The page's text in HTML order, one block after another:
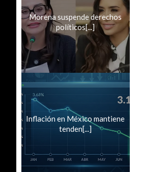
Morena suspende derechos
políticos[...]
Inflación en México mantiene
tenden[...]